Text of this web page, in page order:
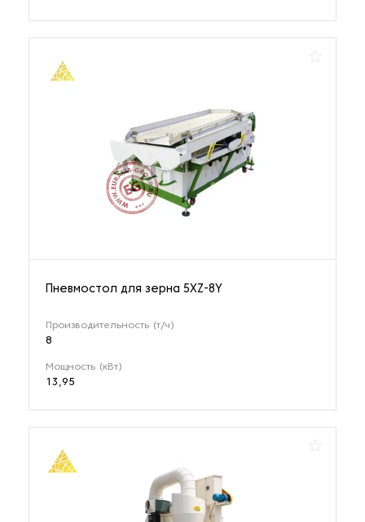
Пневмостол для зерна 5XZ-8Y
Производительность (т/ч)
8
Мощность (кВт)
13,95